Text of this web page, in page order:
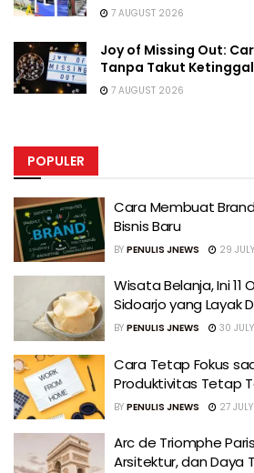
7 AUGUST 2026
Joy of Missing Out:
Tanpa Takut
7 AUGUST 2026
POPULER
Cara Membuat
Bisnis Baru
BY PENULIS JNEWS 29
Wisata Belanja, Ini 11
Sidoarjo yang Layak
BY PENULIS JNEWS 30
Cara Tetap Fokus
Produktivitas Tetap
BY PENULIS JNEWS 27
Arc de Triomphe
Arsitektur, dan Daya